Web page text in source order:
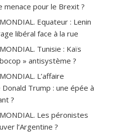
menace pour le Brexit ?
Equateur : Lenin
libéral face à la rue
Tunisie : Kaïs
» antisystème ?
L’affaire
Trump : une épée à
?
MONDIAL. Les péronistes
l’Argentine ?